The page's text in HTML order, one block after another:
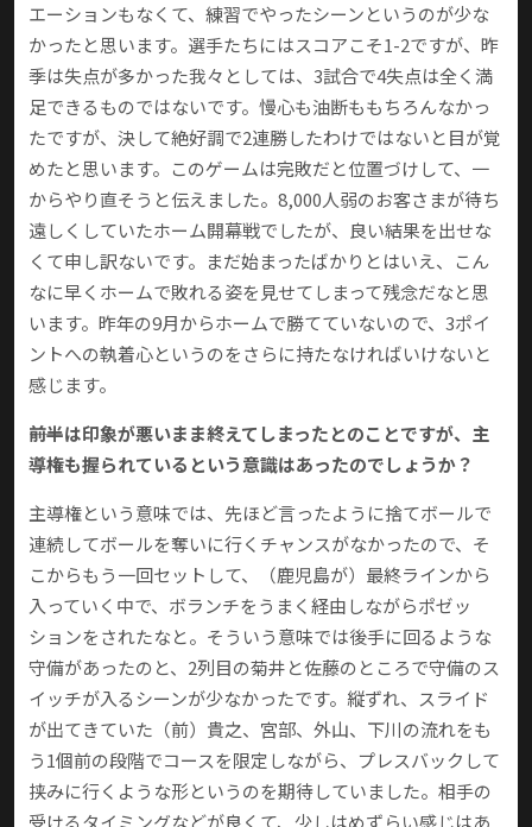
エーションもなくて、練習でやったシーンというのが少な
かったと思います。選手たちにはスコアこそ1-2ですが、昨
季は失点が多かった我々としては、3試合で4失点は全く満
足できるものではないです。慢心も油断ももちろんなかっ
たですが、決して絶好調で2連勝したわけではないと目が覚
めたと思います。このゲームは完敗だと位置づけして、一
からやり直そうと伝えました。8,000人弱のお客さまが待ち
遠しくしていたホーム開幕戦でしたが、良い結果を出せな
くて申し訳ないです。まだ始まったばかりとはいえ、こん
なに早くホームで敗れる姿を見せてしまって残念だなと思
います。昨年の9月からホームで勝てていないので、3ポイ
ントへの執着心というのをさらに持たなければいけないと
感じます。
――前半は印象が悪いまま終えてしまったとのことですが、主
導権も握られているという意識はあったのでしょうか？
主導権という意味では、先ほど言ったように捨てボールで
連続してボールを奪いに行くチャンスがなかったので、そ
こからもう一回セットして、（鹿児島が）最終ラインから
入っていく中で、ボランチをうまく経由しながらポゼッ
ションをされたなと。そういう意味では後手に回るような
守備があったのと、2列目の菊井と佐藤のところで守備のス
イッチが入るシーンが少なかったです。縦ずれ、スライド
が出てきていた（前）貴之、宮部、外山、下川の流れをも
う1個前の段階でコースを限定しながら、プレスバックして
挟みに行くような形というのを期待していました。相手の